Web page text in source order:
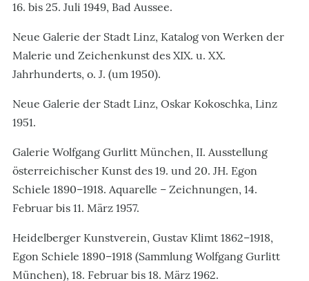
16. bis 25. Juli 1949, Bad Aussee.
Neue Galerie der Stadt Linz, Katalog von Werken der
Malerie und Zeichenkunst des XIX. u. XX.
Jahrhunderts, o. J. (um 1950).
Neue Galerie der Stadt Linz, Oskar Kokoschka, Linz
1951.
Galerie Wolfgang Gurlitt München, II. Ausstellung
österreichischer Kunst des 19. und 20. JH. Egon
Schiele 1890–1918. Aquarelle – Zeichnungen, 14.
Februar bis 11. März 1957.
Heidelberger Kunstverein, Gustav Klimt 1862–1918,
Egon Schiele 1890–1918 (Sammlung Wolfgang Gurlitt
München), 18. Februar bis 18. März 1962.